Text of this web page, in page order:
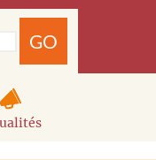
GO